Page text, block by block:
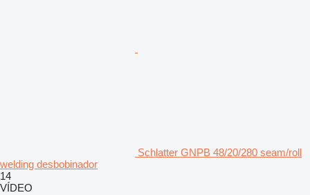
Schlatter GNPB 48/20/280 seam/roll
welding desbobinador
14
VÍDEO